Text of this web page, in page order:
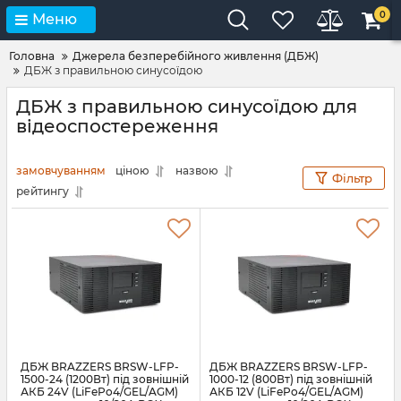
Меню 0
Головна
Джерела безперебійного живлення (ДБЖ)
ДБЖ з правильною синусоїдою
ДБЖ з правильною синусоїдою для
відеоспостереження
замовчуванням ціною
назвою
рейтингу
Фільтр
ДБЖ BRAZZERS BRSW-LFP-
1500-24 (1200Вт) під зовнішній
АКБ 24V (LiFePo4/GEL/AGM)
ДБЖ BRAZZERS BRSW-LFP-
1000-12 (800Вт) під зовнішній
АКБ 12V (LiFePo4/GEL/AGM)